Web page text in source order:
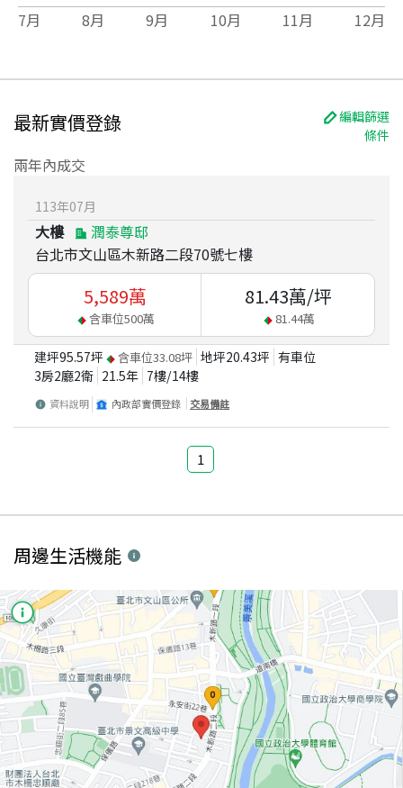
7月 8月 9月 10月 11月 12月
最新實價登錄
編輯篩選
條件
兩年內成交
113年07月
大樓
潤泰尊邸
台北市文山區木新路二段70號七樓
5,589萬
含車位500萬
81.43萬/坪
81.44萬
建坪95.57坪 含車位33.08坪 地坪20.43坪 有車位
3房2廳2衛 21.5年 7樓/14樓
資料說明 內政部實價登錄 交易備註
1
周邊生活機能